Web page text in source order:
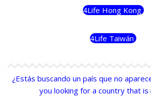
4Life Hong Kong
4Life Taiwán
¿Estás buscando un país que no
you looking for a country that is